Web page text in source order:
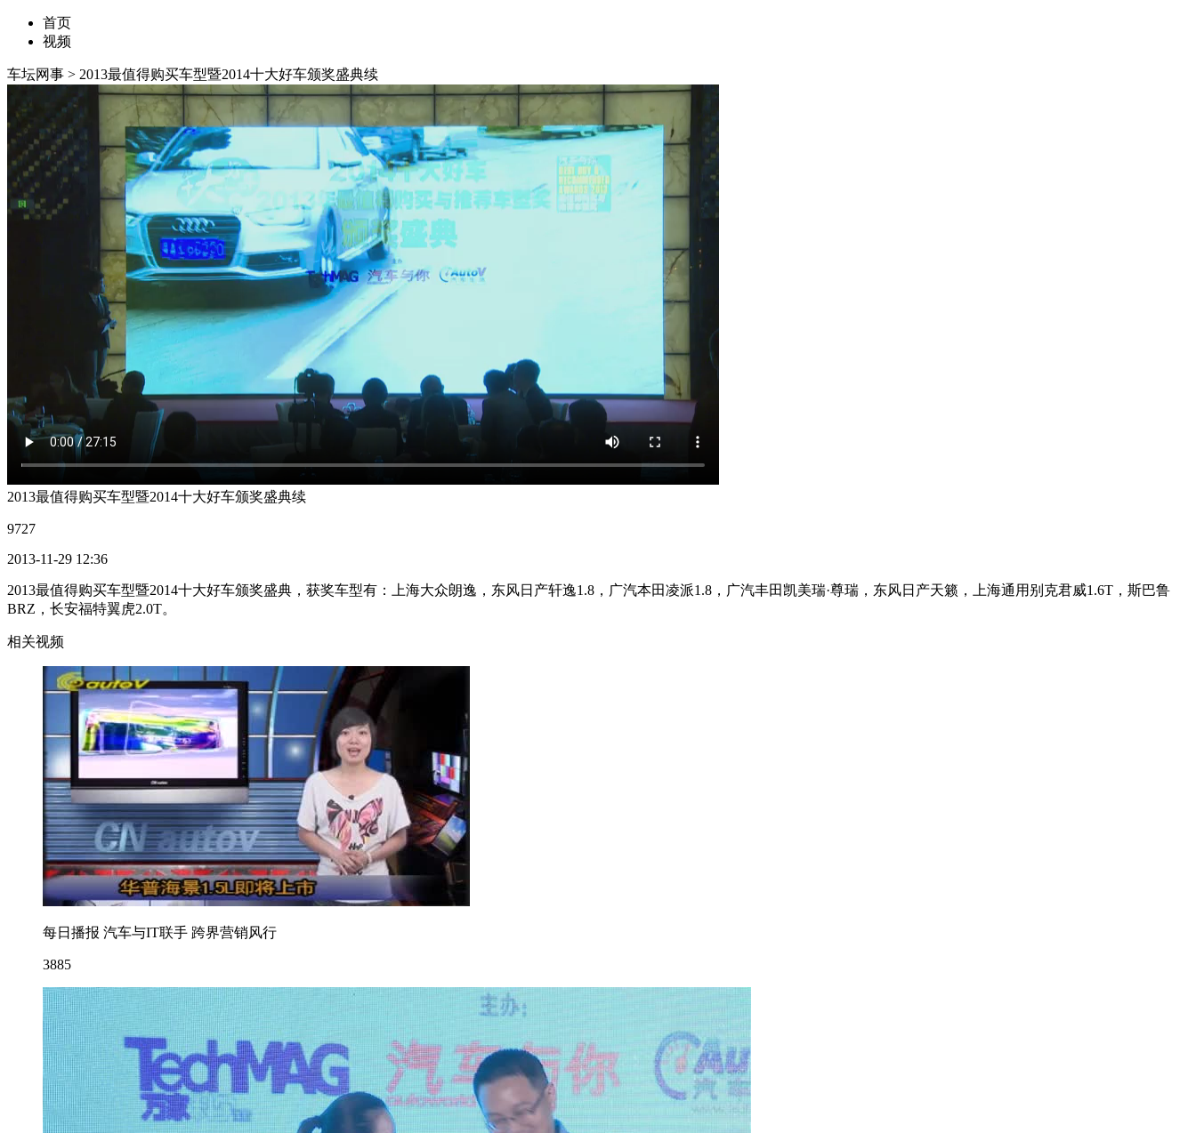
首页
视频
车坛网事 > 2013最值得购买车型暨2014十大好车颁奖盛典续
2013最值得购买车型暨2014十大好车颁奖盛典续
9727
2013-11-29 12:36
2013最值得购买车型暨2014十大好车颁奖盛典，获奖车型有：上海大众朗逸，东风日产轩逸1.8，广汽本田凌派1.8，广汽丰田凯美瑞·尊瑞，东风日产天籁，上海通用别克君威1.6T，斯巴鲁
BRZ，长安福特翼虎2.0T。
相关视频
每日播报 汽车与IT联手 跨界营销风行
3885